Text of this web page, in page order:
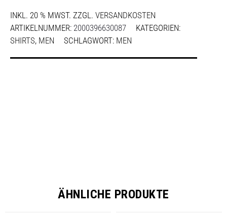
INKL. 20 % MWST. ZZGL. VERSANDKOSTEN
ARTIKELNUMMER: 2000396630087
KATEGORIEN:
SHIRTS, MEN SCHLAGWORT: MEN
ÄHNLICHE PRODUKTE